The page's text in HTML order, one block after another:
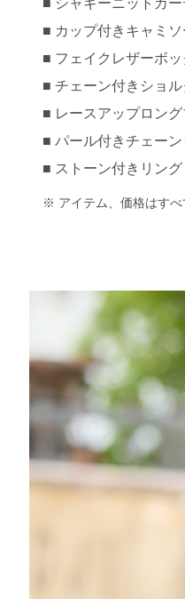
シャギーニットカ
カップ付きキャミ
フェイクレザーボ
チェーン付きショ
レースアップロン
パール付きチェー
ストーン付きリン
アイテム、価格はす